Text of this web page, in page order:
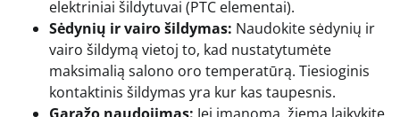
elektriniai šildytuvai (PTC elementai).
Sėdynių ir vairo šildymas: Naudokite sėdynių ir
vairo šildymą vietoj to, kad nustatytumėte
maksimalią salono oro temperatūrą. Tiesioginis
kontaktinis šildymas yra kur kas taupesnis.